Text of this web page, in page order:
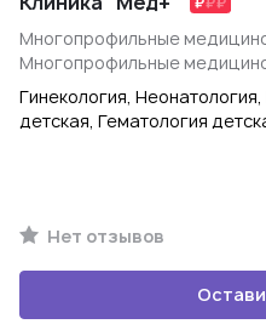
Многопрофильные
Многопрофильные
Гинекология,
детская, Гематология
Нет отзывов